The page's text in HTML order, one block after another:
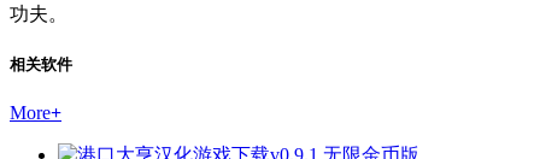
功夫。
相关软件
More+